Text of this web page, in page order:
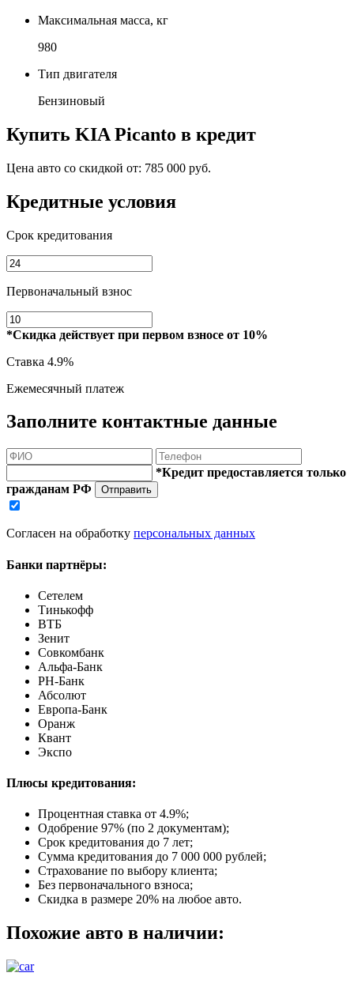
Максимальная масса, кг
980
Тип двигателя
Бензиновый
Купить KIA Picanto в кредит
Цена авто со скидкой от: 785 000 руб.
Кредитные условия
Срок кредитования
Первоначальный взнос
*Скидка действует при первом взносе от 10%
Ставка 4.9%
Ежемесячный платеж
Заполните контактные данные
*Кредит предоставляется только
гражданам РФ
Отправить
Согласен на обработку персональных данных
Банки партнёры:
Сетелем
Тинькофф
ВТБ
Зенит
Совкомбанк
Альфа-Банк
РН-Банк
Абсолют
Европа-Банк
Оранж
Квант
Экспо
Плюсы кредитования:
Процентная ставка от 4.9%;
Одобрение 97% (по 2 документам);
Срок кредитования до 7 лет;
Сумма кредитования до 7 000 000 рублей;
Страхование по выбору клиента;
Без первоначального взноса;
Скидка в размере 20% на любое авто.
Похожие авто в наличии: